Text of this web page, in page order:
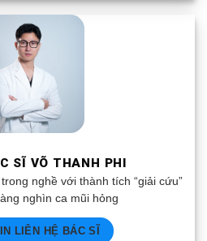
SĨ VÕ THANH PHI
nghề với thành tích “giải cứu”
nghìn ca mũi hỏng
LIÊN HỆ BÁC SĨ